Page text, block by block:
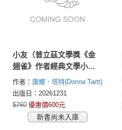
小友（普立茲文學獎《金
翅雀》作者經典文學小說
繁中版首度問世）
作者： 唐娜．塔特(Donna Tartt)
出版日：20261231
$760 優惠價600元
新書尚未入庫